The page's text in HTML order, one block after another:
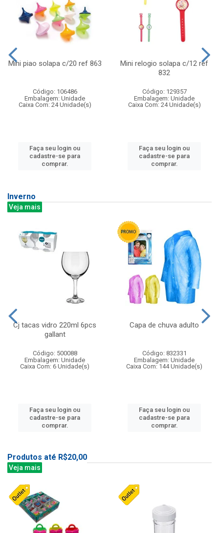
Mini piao solapa c/20 ref 863
Código: 106486
Embalagem: Unidade
Caixa Com: 24 Unidade(s)
Faça seu login ou
cadastre-se para
comprar.
Mini relogio solapa c/12 ref
832
Código: 129357
Embalagem: Unidade
Caixa Com: 24 Unidade(s)
Faça seu login ou
cadastre-se para
comprar.
Inverno
Veja mais
Cj tacas vidro 220ml 6pcs
gallant
Código: 500088
Embalagem: Unidade
Caixa Com: 6 Unidade(s)
Faça seu login ou
cadastre-se para
comprar.
Capa de chuva adulto
Código: 832331
Embalagem: Unidade
Caixa Com: 144 Unidade(s)
Faça seu login ou
cadastre-se para
comprar.
Produtos até R$20,00
Veja mais